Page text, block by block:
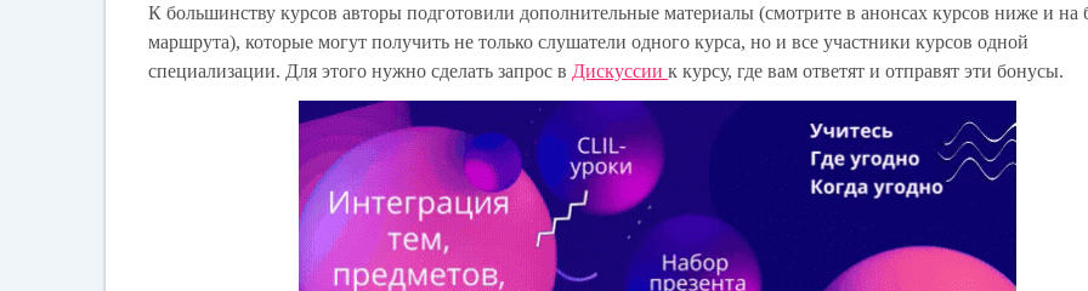
К большинству курсов авторы подготовили дополнительные материалы (смотрите в анонсах курсов ниже и на
маршрута), которые могут получить не только слушатели одного курса, но и все участники курсов одной
специализации. Для этого нужно сделать запрос в Дискуссиик курсу, где вам ответят и отправят эти бонусы.